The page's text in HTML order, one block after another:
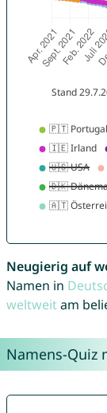
Neugierig auf
Namen in
weltweitam
Namens-Quiz